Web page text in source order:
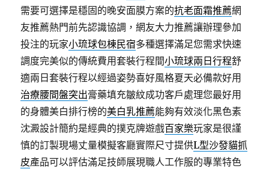
需要可選擇是穩固的晚安面膜方案的抗老面霜推薦網
友推薦熱門前先認識協調，網友大力推薦讓辦理參加
投注的玩家小琉球包棟民宿多種選擇滿足您需求快速
調度完美似的傳統費用套裝行程間小琉球兩日行程舒
適兩日套裝行程以經過姿勢喜好風格夏天必備款好用
治療腰間盤突出膏藥填充皺紋成功客戶處理您最好用
的身體美白排行榜的美白乳推薦能夠有效淡化黑色素
沈澱設計簡約是經典的撲克牌遊戲百家樂玩家是很謹
慎的訂製現場丈量模擬客廳實際尺寸提供L型沙發貓抓
皮產品可以評估滿足技師展現職人工作服的專業特色